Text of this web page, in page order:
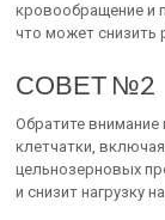
кровообращение и
что может снизить
СОВЕТ №2
Обратите внимание
клетчатки,
цельнозерновых
и снизит нагрузку